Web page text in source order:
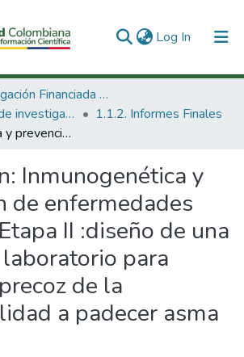
Log In (current)
1. Investigación Financiada con Recursos Públicos
1.1 Productos de investigación
1.1.2. Informes Finales
Inmunogenética y prevención de enfermedades alérgicas. Etapa II :diseño de una técnica de laboratorio para detección precoz de la susceptibilidad a padecer asma alérgica
Inmunogenética y
de enfermedades
II :diseño de una
para
de la
a padecer asma